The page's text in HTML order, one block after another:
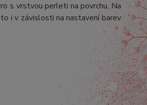
s vrstvou perleti na povrchu. Na
i v závislosti na nastavení barev